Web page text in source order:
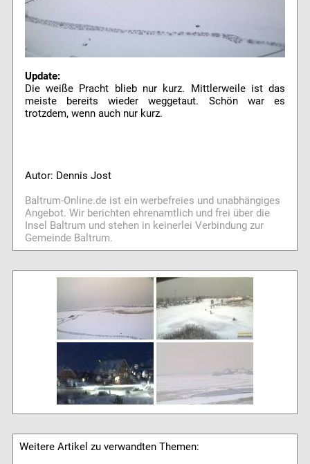
Update:
Die weiße Pracht blieb nur kurz. Mittlerweile ist das
meiste bereits wieder weggetaut. Schön war es
trotzdem, wenn auch nur kurz.
Autor: Dennis Jost
Baltrum-Online.de ist ein werbefreies und unabhängiges
Angebot. Wir berichten ehrenamtlich und frei über die
Insel Baltrum und stehen in keinerlei Verbindung zur
Gemeinde Baltrum.
Weitere Artikel zu verwandten Themen: